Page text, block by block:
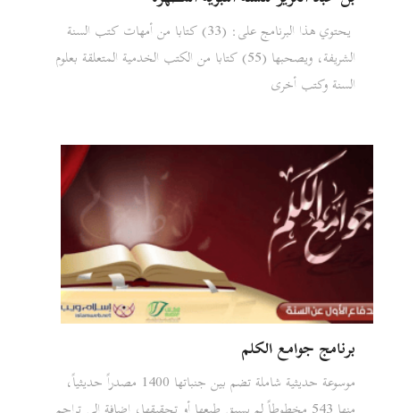
يحتوي هذا البرنامج على: (33) كتابا من أمهات كتب السنة
الشريفة، ويصحبها (55) كتابا من الكتب الخدمية المتعلقة بعلوم
السنة وكتب أخرى
برنامج جوامع الكلم
موسوعة حديثية شاملة تضم بين جنباتها 1400 مصدراً حديثياً،